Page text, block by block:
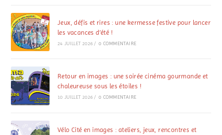
Jeux, défis et rires : une kermesse festive pour lancer
les vacances d’été !
24 JUILLET 2026 / 0 COMMENTAIRE
Retour en images : une soirée cinéma gourmande et
chaleureuse sous les étoiles !
10 JUILLET 2026 / 0 COMMENTAIRE
Vélo Cité en images : ateliers, jeux, rencontres et